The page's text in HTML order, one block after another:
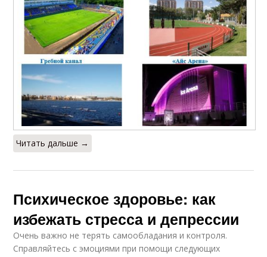
Читать дальше →
Психическое здоровье: как
избежать стресса и депрессии
Очень важно не терять самообладания и контроля.
Справляйтесь с эмоциями при помощи следующих